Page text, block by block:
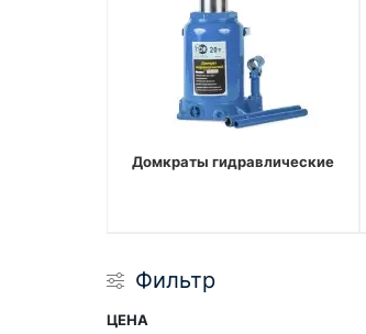
Домкраты гидравлические
Фильтр
ЦЕНА